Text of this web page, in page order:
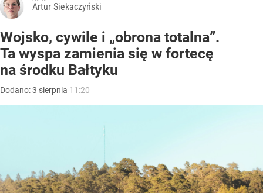
Artur Siekaczyński
Wojsko, cywile i „obrona totalna”.
Ta wyspa zamienia się w fortecę
na środku Bałtyku
Dodano:3 sierpnia 11:20